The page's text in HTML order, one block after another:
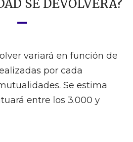
SE DEVOLVERÁ?
variará en función de
por cada
Se estima
entre los 3.000 y